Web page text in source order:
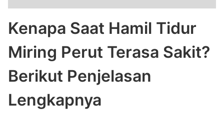
Kenapa Saat Hamil Tidur
Miring Perut Terasa Sakit?
Berikut Penjelasan
Lengkapnya